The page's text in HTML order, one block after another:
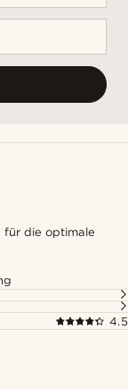
für die optimale
4.5